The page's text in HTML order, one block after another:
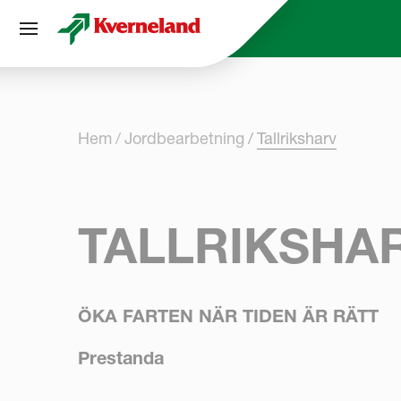
Hem Jordbearbetning Tallriksharv
ÖKA FARTEN NÄR TIDEN ÄR RÄTT
Prestanda
Cookie- hanteringspanel